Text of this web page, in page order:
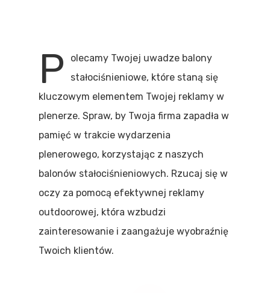
P
olecamy Twojej uwadze balony
stałociśnieniowe, które staną się
kluczowym elementem Twojej reklamy w
plenerze. Spraw, by Twoja firma zapadła w
pamięć w trakcie wydarzenia
plenerowego, korzystając z naszych
balonów stałociśnieniowych. Rzucaj się w
oczy za pomocą efektywnej reklamy
outdoorowej, która wzbudzi
zainteresowanie i zaangażuje wyobraźnię
Twoich klientów.